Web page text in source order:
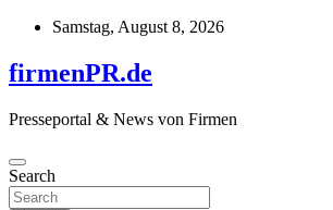
Skip
content
Samstag, August 8, 2026
firmenPR.de
Presseportal & News von Firmen
Search